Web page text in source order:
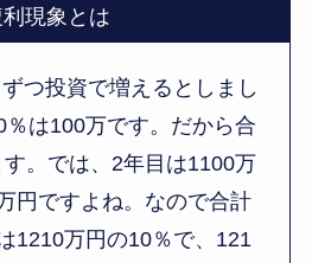
現象とは
つ投資で増えるとしまし
％は100万です。だから合
。では、2年目は1100万
円ですよね。なので合計
1210万円の10％で、121